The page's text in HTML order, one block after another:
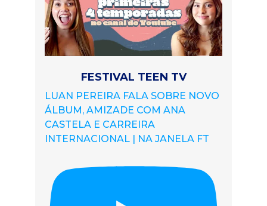
FESTIVAL TEEN TV
LUAN PEREIRA FALA SOBRE NOVO
ÁLBUM, AMIZADE COM ANA
CASTELA E CARREIRA
INTERNACIONAL | NA JANELA FT